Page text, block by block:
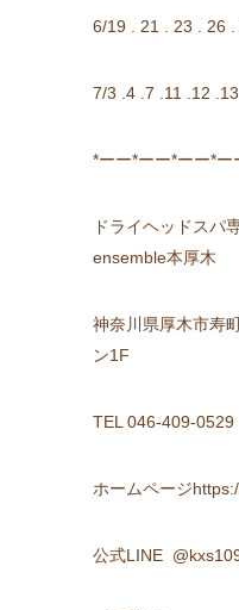
6/19 . 21 . 23 . 26 .
7/3 .4 .7 .11 .12
*ーー*ーー*ーー*ー
ドライヘッドスパ
ensemble本厚木
神奈川県厚木市寿
ン1F
TEL 046-409-0529
ホームページ
公式LINE